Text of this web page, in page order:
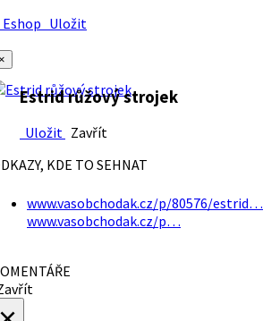
Uložit
Estrid růžový strojek
Uložit Zavřít
KDE TO SEHNAT
www.vasobchodak.cz/p/80576/estrid…
www.vasobchodak.cz/p…